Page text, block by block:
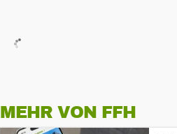
MEHR VON FFH